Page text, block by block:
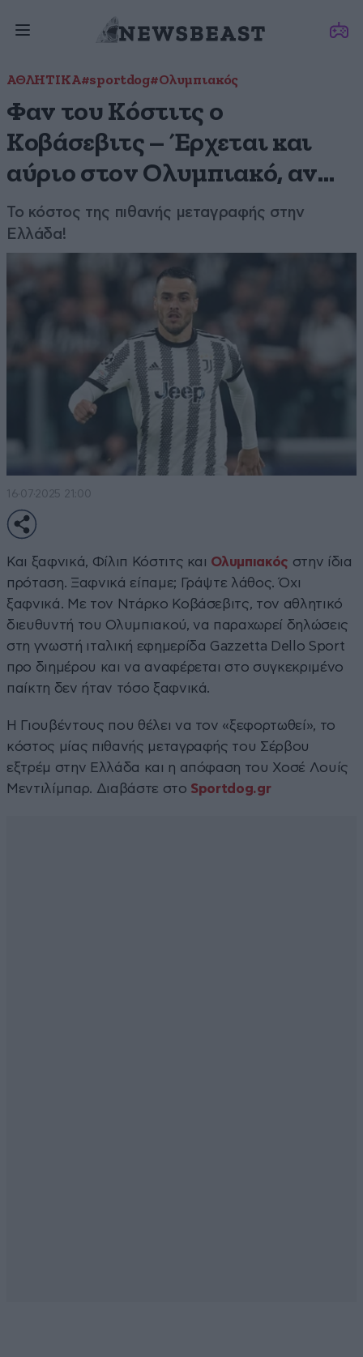
ΑΘΛΗΤΙΚΑ#sportdog#Ολυμπιακός
Φαν του Κόστιτς ο
Κοβάσεβιτς – Έρχεται και
αύριο στον Ολυμπιακό, αν…
Το κόστος της πιθανής μεταγραφής στην
Ελλάδα!
16·07·2025 21:00
Και ξαφνικά, Φίλιπ Κόστιτς και Ολυμπιακός στην ίδια
πρόταση. Ξαφνικά είπαμε; Γράψτε λάθος. Όχι
ξαφνικά. Με τον Ντάρκο Κοβάσεβιτς, τον αθλητικό
διευθυντή του Ολυμπιακού, να παραχωρεί δηλώσεις
στη γνωστή ιταλική εφημερίδα Gazzetta Dello Sport
προ διημέρου και να αναφέρεται στο συγκεκριμένο
παίκτη δεν ήταν τόσο ξαφνικά.
Η Γιουβέντους που θέλει να τον «ξεφορτωθεί», το
κόστος μίας πιθανής μεταγραφής του Σέρβου
εξτρέμ στην Ελλάδα και η απόφαση του Χοσέ Λουίς
Μεντιλίμπαρ. Διαβάστε στο Sportdog.gr